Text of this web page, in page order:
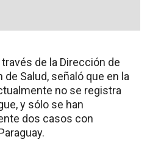
de la Dirección de
Salud, señaló que en la
no se registra
y sólo se han
dos casos con